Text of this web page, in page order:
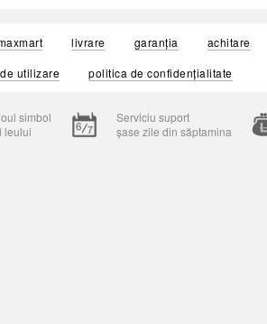
livrare garanția achitare
utilizare
politica de confidențialitate
simbol
leului
Serviciu suport
șase zile din săptamina